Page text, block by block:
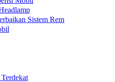
Sistem Rem